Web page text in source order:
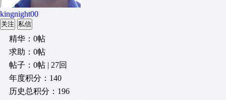
kingnight00
关注 私信
精华：0帖
求助：0帖
帖子：0帖 | 27回
年度积分：140
历史总积分：196